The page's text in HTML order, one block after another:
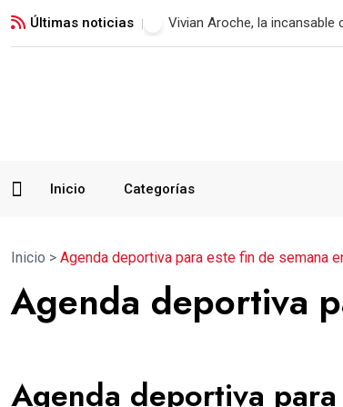
Últimas noticias Vivian Aroche, la
Inicio Categorías
Inicio > Agenda deportiva para este fin de semana
Agenda deportiva
Agenda deportiva